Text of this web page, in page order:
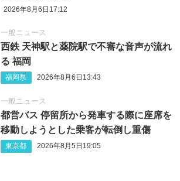
2026年8月6日17:12
一般ニュース
西鉄 天神駅と薬院駅で不審な音声が流れ
る 福岡
福岡県 2026年8月6日13:43
一般ニュース
都営バス 停留所から発車する際に座席を
移動しようとした乗客が転倒し重傷
東京都 2026年8月5日19:05